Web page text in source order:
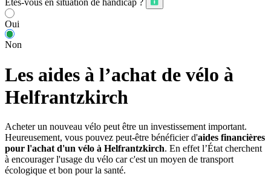
Êtes-vous en situation de handicap ?
Oui
Non
Les aides à l’achat de vélo à
Helfrantzkirch
Acheter un nouveau vélo peut être un investissement important.
Heureusement, vous pouvez peut-être bénéficier d'aides financières
pour l'achat d'un vélo à Helfrantzkirch. En effet l’État cherchent
à encourager l'usage du vélo car c'est un moyen de transport
écologique et bon pour la santé.